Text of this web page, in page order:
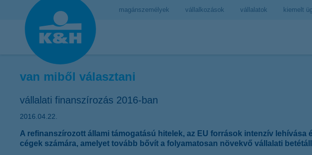
magánszemélyek vállalkozások vállalatok kiemelt
van miből választani
vállalati finanszírozás 2016-ban
2016.04.22.
A refinanszírozott állami támogatású hitelek, az EU források intenzív
cégek számára, amelyet tovább bővít a folyamatosan növekvő vállalati